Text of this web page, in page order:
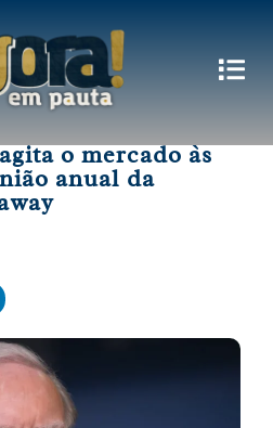
o mercado às
anual da